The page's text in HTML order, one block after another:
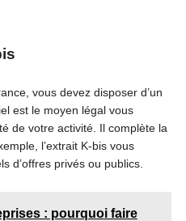
vous devez disposer d’un
est le moyen légal vous
de votre activité. Il complète la
l’extrait K-bis vous
d’offres privés ou publics.
: pourquoi faire